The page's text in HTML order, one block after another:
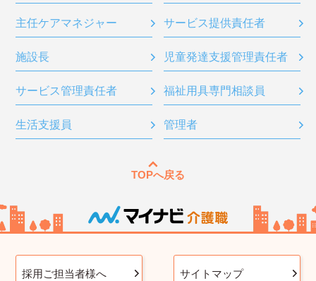
主任ケアマネジャー サービス提供責任者
施設長 児童発達支援管理責任者
サービス管理責任者 福祉用具専門相談員
生活支援員 管理者
TOPへ戻る
採用ご担当者様へ サイトマップ